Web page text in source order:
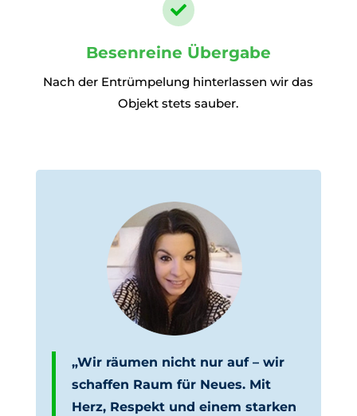

Besenreine Übergabe
Nach der Entrümpelung hinterlassen wir das
Objekt stets sauber.
„Wir räumen nicht nur auf – wir
schaffen Raum für Neues. Mit
Herz, Respekt und einem starken